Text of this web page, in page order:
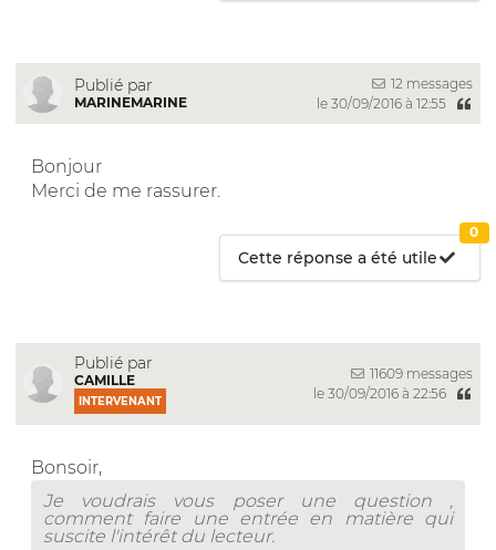
Publié par
MARINEMARINE
12 messages
le 30/09/2016 à 12:55
Bonjour
Merci de me rassurer.
Cette réponse a été utile
0
Publié par
CAMILLE
INTERVENANT
11609 messages
le 30/09/2016 à 22:56
Bonsoir,
Je voudrais vous poser une question ,
comment faire une entrée en matière qui
suscite l'intérêt du lecteur.